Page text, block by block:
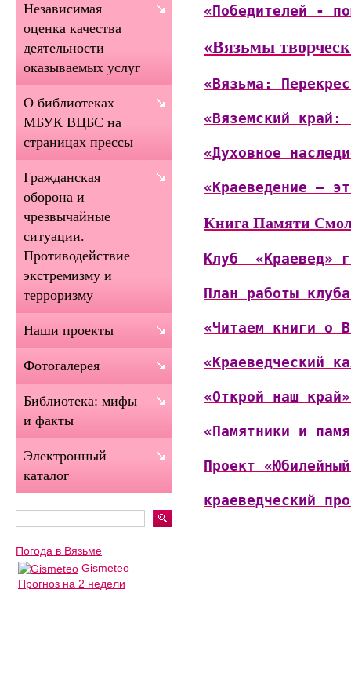
«Победителей -
«Вязьмы
«Вязьма:
«Вяземский край:
«Духовное
«Краеведение –
Книга Памяти
Клуб  «Краевед»
План работы
«Читаем книги о
«Краеведческий
«Открой наш
«Памятники и
Проект
краеведческий
Независимая
оценка качества
деятельности
оказываемых услуг
О библиотеках
МБУК ВЦБС на
страницах прессы
Гражданская
оборона и
чрезвычайные
ситуации.
Противодействие
экстремизму и
терроризму
Наши проекты
Фотогалерея
Библиотека: мифы
и факты
Электронный
каталог
Погода в Вязьме
Gismeteo
Прогноз на 2 недели